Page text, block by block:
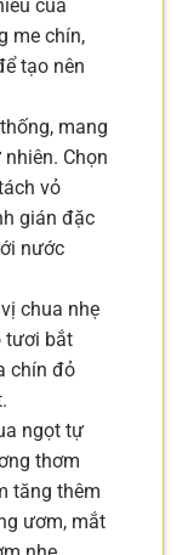
của
me chín,
tạo nên
mang
Chọn
vỏ
gián đặc
nước
chua nhẹ
tươi bắt
chín đỏ
ngọt tự
thơm
tăng thêm
ươm, mắt